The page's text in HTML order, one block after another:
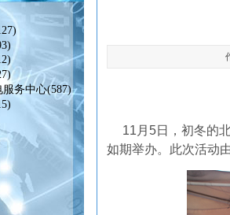
服务中心(587)
11月 5日，初冬的
如期举办。 此次活动